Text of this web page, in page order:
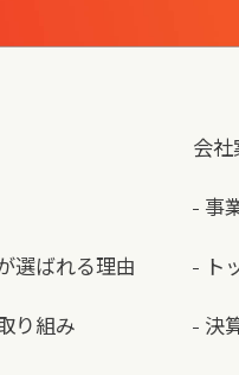
選ばれる理由
り組み
会
事
ト
決